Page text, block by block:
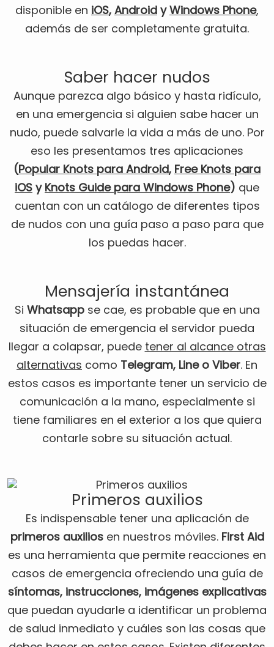
disponible en iOS, Android yWindows Phone,
además de ser completamente gratuita.
Saber hacer nudos
Aunque parezca algo básico y hasta ridículo,
en una emergencia si alguien sabe hacer un
nudo, puede salvarle la vida a más de uno. Por
eso les presentamos tres aplicaciones
(Popular Knots para Android, Free Knots para
iOS y Knots Guide para Windows Phone) que
cuentan con un catálogo de diferentes tipos
de nudos con una guía paso a paso para que
los puedas hacer.
Mensajería instantánea
Si Whatsappse cae, es probable que en una
situación de emergencia el servidor pueda
llegar a colapsar, puede tener al alcance otras
alternativas como Telegram, Line o Viber. En
estos casos es importante tener un servicio de
comunicación a la mano, especialmente si
tiene familiares en el exterior a los que quiera
contarle sobre su situación actual.
Primeros auxilios
Es indispensable tener una aplicación de
primeros auxiliosen nuestros móviles. First Aid
es una herramienta que permite reacciones en
casos de emergencia ofreciendo una guía de
síntomas, instrucciones, imágenes explicativas
que puedan ayudarle a identificar un problema
de salud inmediato y cuáles son las cosas que